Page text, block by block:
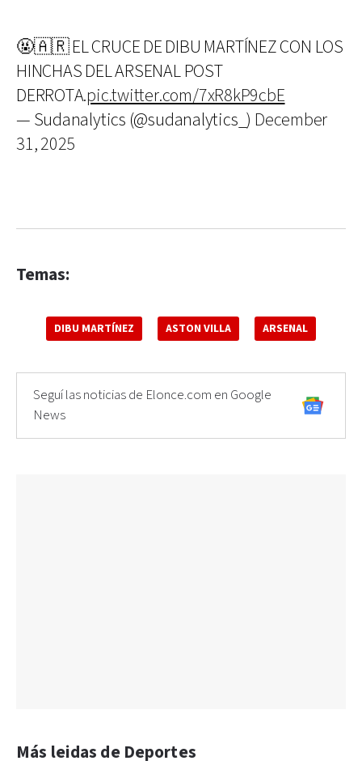
🤬🇦🇷 EL CRUCE DE DIBU MARTÍNEZ CON LOS
HINCHAS DEL ARSENAL POST
DERROTA.pic.twitter.com/7xR8kP9cbE
— Sudanalytics (@sudanalytics_) December
31, 2025
Temas:
DIBU MARTÍNEZ ASTON VILLA ARSENAL
Seguí las noticias de Elonce.com en Google
News
Más leidas de Deportes